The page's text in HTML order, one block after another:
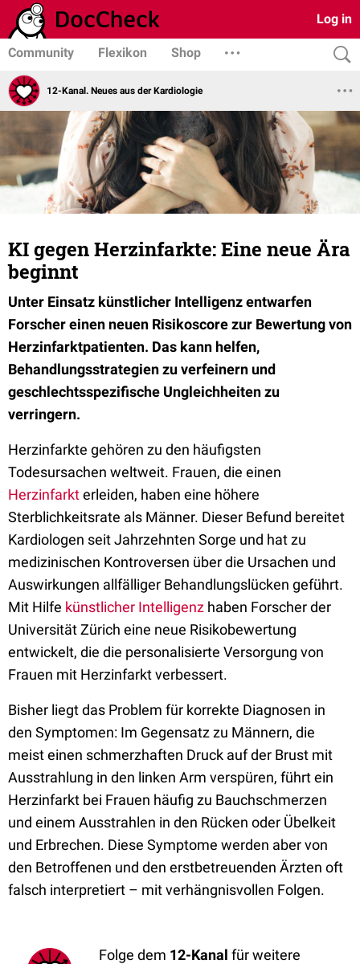
Log in
Community Flexikon Shop
12-Kanal. Neues aus der Kardiologie
KI gegen Herzinfarkte: Eine neue Ära
beginnt
Unter Einsatz künstlicher Intelligenz entwarfen
Forscher einen neuen Risikoscore zur Bewertung von
Herzinfarktpatienten. Das kann helfen,
Behandlungsstrategien zu verfeinern und
geschlechtsspezifische Ungleichheiten zu
verringern.
Herzinfarkte gehören zu den häufigsten
Todesursachen weltweit. Frauen, die einen
Herzinfarkterleiden, haben eine höhere
Sterblichkeitsrate als Männer. Dieser Befund bereitet
Kardiologen seit Jahrzehnten Sorge und hat zu
medizinischen Kontroversen über die Ursachen und
Auswirkungen allfälliger Behandlungslücken geführt.
Mit Hilfe künstlicher Intelligenz haben Forscher der
Universität Zürich eine neue Risikobewertung
entwickelt, die die personalisierte Versorgung von
Frauen mit Herzinfarkt verbessert.
Bisher liegt das Problem für korrekte Diagnosen in
den Symptomen: Im Gegensatz zu Männern, die
meist einen schmerzhaften Druck auf der Brust mit
Ausstrahlung in den linken Arm verspüren, führt ein
Herzinfarkt bei Frauen häufig zu Bauchschmerzen
und einem Ausstrahlen in den Rücken oder Übelkeit
und Erbrechen. Diese Symptome werden aber von
den Betroffenen und den erstbetreuenden Ärzten oft
falsch interpretiert – mit verhängnisvollen Folgen.
Folge dem 12-Kanal für weitere